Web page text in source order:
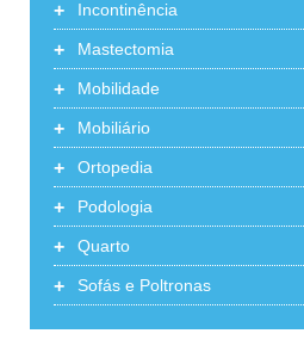
+ Incontinência
+ Mastectomia
+ Mobilidade
+ Mobiliário
+ Ortopedia
+ Podologia
+ Quarto
+ Sofás e Poltronas